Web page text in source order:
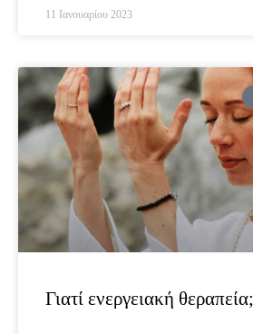
11 Ιανουαρίου 2023
Γιατί ενεργειακή θεραπεία;